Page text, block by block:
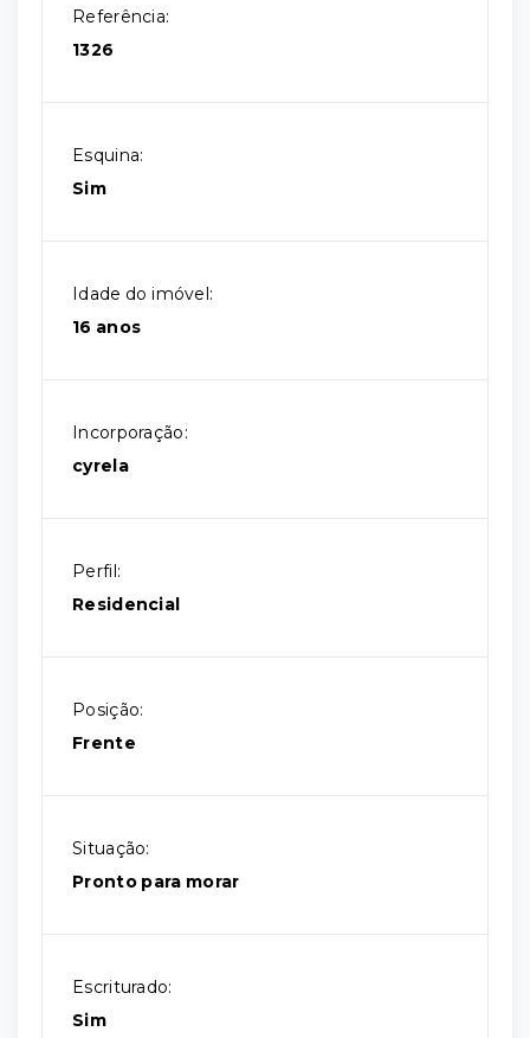
Referência:
1326
Esquina:
Sim
Idade do imóvel:
16 anos
Incorporação:
cyrela
Perfil:
Residencial
Posição:
Frente
Situação:
Pronto para morar
Escriturado:
Sim